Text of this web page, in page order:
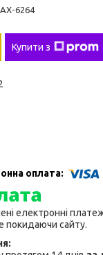
6264
Купити з
електронні
покидаючи сайту.